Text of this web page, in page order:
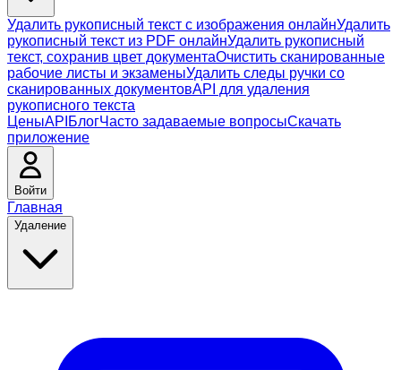
Удалить рукописный текст с изображения онлайнУдалить
рукописный текст из PDF онлайнУдалить рукописный
текст, сохранив цвет документаОчистить сканированные
рабочие листы и экзаменыУдалить следы ручки со
сканированных документовAPI для удаления
рукописного текста
ЦеныAPI БлогЧасто задаваемые вопросыСкачать
приложение
Войти
Главная
Удаление